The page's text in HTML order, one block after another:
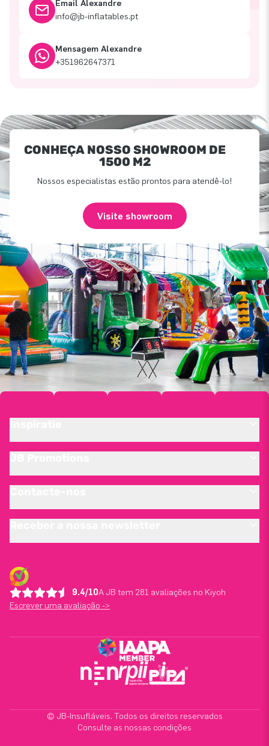
Email Alexandre
info@jb-inflatables.pt
Mensagem Alexandre
+351962647371
CONHEÇA NOSSO SHOWROOM DE
1500 M2
Nossos especialistas estão prontos para atendê-lo!
Visite showroom
9.4/10A JB tem 281 avaliações no Kiyoh
Escrever uma avaliação ->
© JB-Insufláveis. Todos os direitos reservados
Consulte as nossas condições